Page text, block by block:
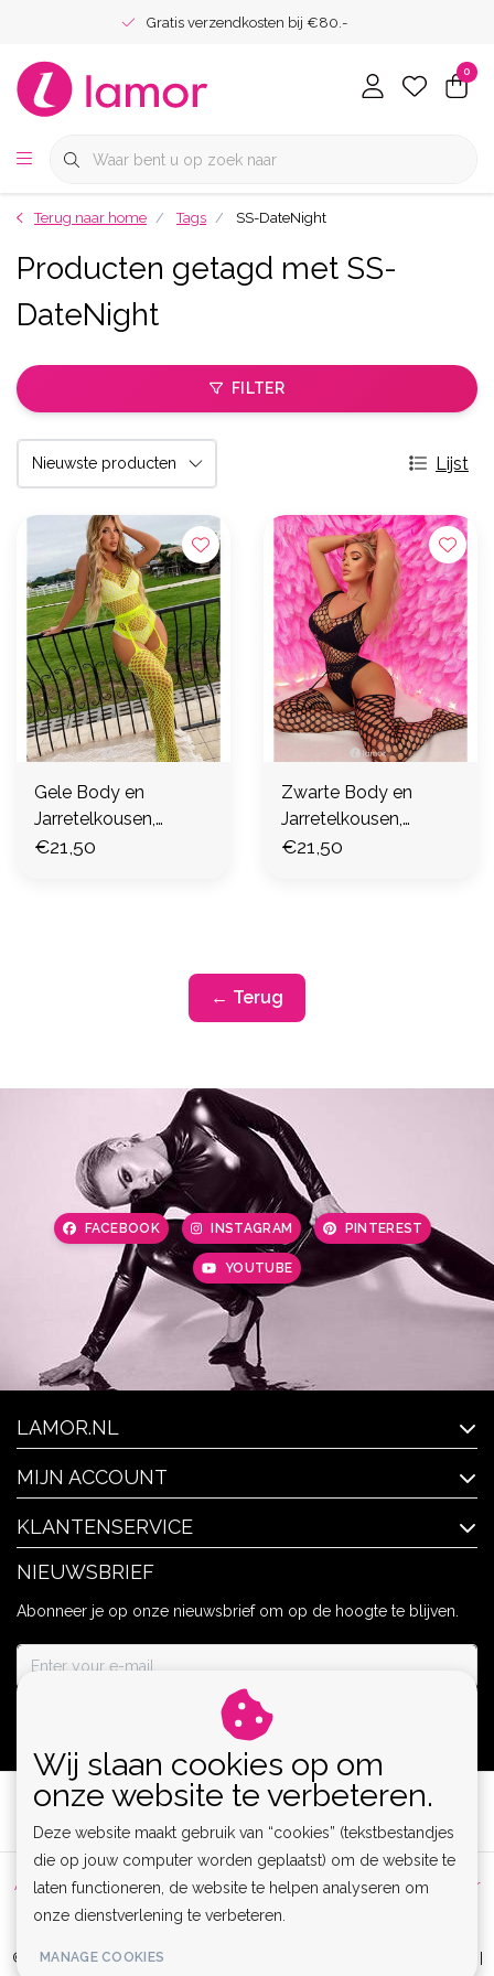
Gratis verzendkosten bij €80.-
0
Terug naar home Tags SS-DateNight
Producten getagd met SS-
DateNight
FILTER
Lijst
Gele Body en
Jarretelkousen,
DateNight
€21,50
Zwarte Body en
Jarretelkousen,
DateNight
€21,50
← Terug
FACEBOOK INSTAGRAM PINTEREST
YOUTUBE
LAMOR.NL
MIJN ACCOUNT
KLANTENSERVICE
NIEUWSBRIEF
Abonneer je op onze nieuwsbrief om op de hoogte te blijven.
Algemene voorwaarden | Privacy Policy | Sitemap |
Disclaimer
RSS Feed
© Copyright 2026 - Lamor | Clubwear, Lingerie & Kinky Fashion XS-6XL |
Wij slaan cookies op om
onze website te verbeteren.
Deze website maakt gebruik van “cookies” (tekstbestandjes
die op jouw computer worden geplaatst) om de website te
laten functioneren, de website te helpen analyseren om
onze dienstverlening te verbeteren.
MANAGE COOKIES